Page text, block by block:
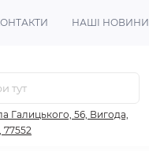
НАШІ НОВИНИ
Галицького, 56, Вигода,
77552